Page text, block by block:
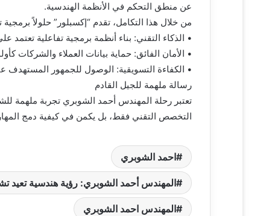
عن منطق التحكم في الأنظمة الهندسية.
من خلال هذا التكامل، تقدم “إكسبلور” حلولاً برمجية
• الذكاء التقني: بناء أنظمة برمجية تفاعلية
• الأمان الفائق: حماية بيانات العملاء والشركات
• الكفاءة التسويقية: الوصول للجمهور المستهدف
رسالة ملهمة للجيل القادم
تعتبر رحلة المهندس أحمد الشوبري تجربة ملهمة
التخصص التقني فقط، بل يكمن في كيفية دمج
احمد الشوبري
المهندس أحمد الشوبري: رؤية هندسية تعيد
المهندس احمد الشوبري